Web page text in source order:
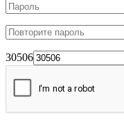
30506